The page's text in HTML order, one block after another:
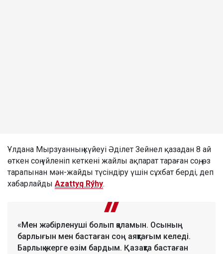
Ұлдана Мырзуанның күйеуі Әділет Зейнел қазадан 8 ай
өткен соң үйленіп кеткені жайлы ақпарат тараған соң, өз
тарапынан мән-жайды түсіндіру үшін сұхбат берді, деп
хабарлайды Azattyq Rýhy.
«Мен жәбірленуші болып қаламын. Осының
барлығын мен бастаған соң аяқтағым келеді.
Барлық жерге өзім бардым. Қазақта бастаған